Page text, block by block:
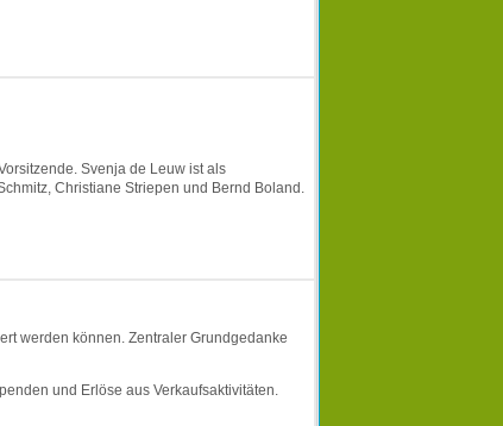
Svenja de Leuw ist als
Christiane Striepen und Bernd Boland.
werden können. Zentraler Grundgedanke
und Erlöse aus Verkaufsaktivitäten.